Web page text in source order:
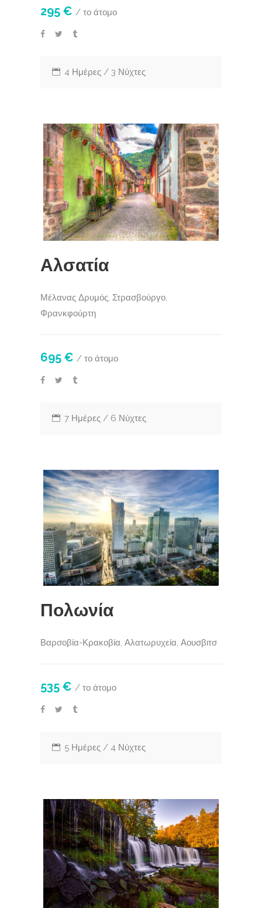
295 € / το άτομο
4 Ημέρες / 3 Νύχτες
Αλσατία
Μέλανας Δρυμός, Στρασβούργο,
Φρανκφούρτη
695 € / το άτομο
7 Ημέρες / 6 Νύχτες
Πολωνία
Βαρσοβία-Κρακοβία, Αλατωρυχεία, Αουσβιτσ
535 € / το άτομο
5 Ημέρες / 4 Νύχτες